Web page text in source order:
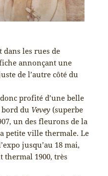
dans les rues de
annonçant une
de l’autre côté du
profité d’une belle
du Vevey (superbe
un des fleurons de la
petite ville thermale. Le
jusqu’au 18 mai,
thermal 1900, très